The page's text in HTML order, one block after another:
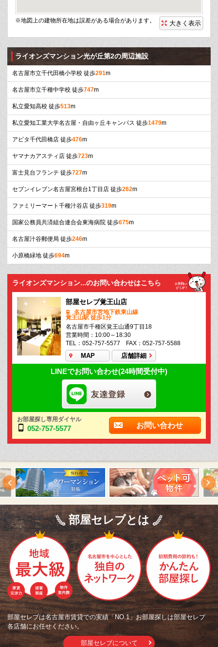
※地図上の建物所在地は誤差がある場合があります。 大きく表示
ライオンズマンション光が丘第2の周辺施設
名古屋市立千代田橋小学校 徒歩291m
名古屋市立千種中学校 徒歩747m
私立愛知高校 徒歩513m
私立愛知工業大学名古屋・自由ヶ丘キャンパス 徒歩1479m
アピタ千代田橋店 徒歩476m
ヤマナカアスティ店 徒歩723m
富士見台フランテ 徒歩727m
セブンイレブン名古屋宮根台1丁目店 徒歩262m
ファミリーマート千種汁谷店 徒歩319m
国家公務員共済組合連合会東海病院 徒歩675m
名古屋汁谷郵便局 徒歩246m
小原橋緑地 徒歩694m
ライオンズマンション...のお問い合わせはこちら
部屋セレブ覚王山店
名古屋市営地下鉄東山線
覚王山駅 徒歩1分
名古屋市千種区覚王山通9丁目18
営業時間：10:00～18:30
TEL：052-757-5577 FAX：052-757-5588
MAP 店舗詳細
LINEでお問い合わせ(24時間受付中)
お部屋探し専用ダイヤル
052-757-5577 お問い合わせ
部屋セレブとは
部屋セレブは名古屋市賃貸での実績「NO.1」お部屋探しは部屋セレブ
各店舗にお任せください。
部屋セレブについて